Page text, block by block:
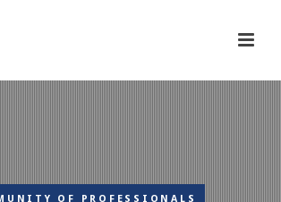
OF PROFESSIONALS